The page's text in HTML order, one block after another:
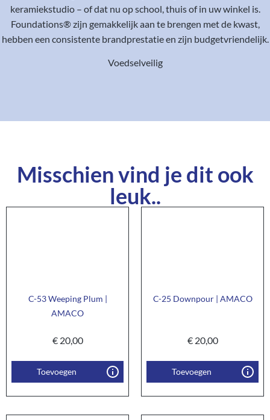
keramiekstudio – of dat nu op school, thuis of in uw winkel is.
Foundations® zijn gemakkelijk aan te brengen met de kwast,
hebben een consistente brandprestatie en zijn budgetvriendelijk.
Voedselveilig
Misschien vind je dit ook
leuk..
C-53 Weeping Plum |
AMACO
€20,00
Toevoegen
C-25 Downpour | AMACO
€20,00
Toevoegen